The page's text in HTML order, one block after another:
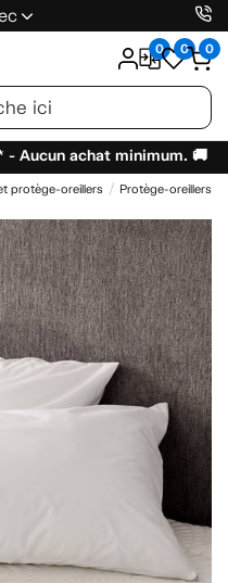
0 0 0
Aucun achat minimum. 🚚
protège-oreillers Protège-oreillers